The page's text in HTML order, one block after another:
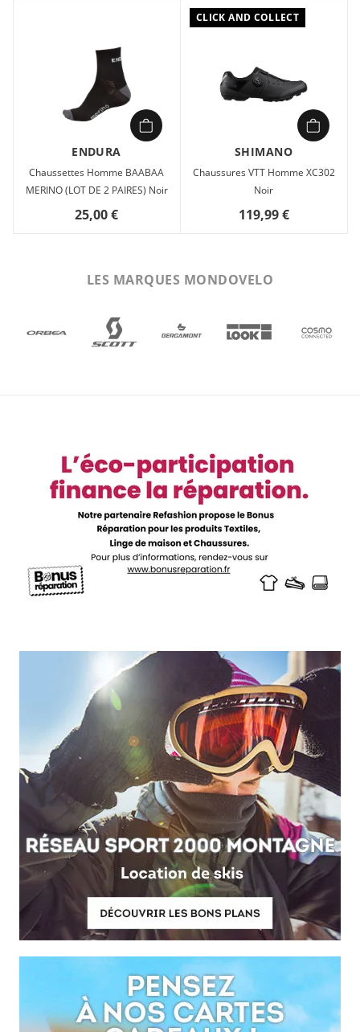
ENDURA
Chaussettes Homme BAABAA
MERINO (LOT DE 2 PAIRES) Noir
25,00 €
CLICK AND COLLECT
SHIMANO
Chaussures VTT Homme XC302
Noir
119,99 €
LES MARQUES MONDOVELO